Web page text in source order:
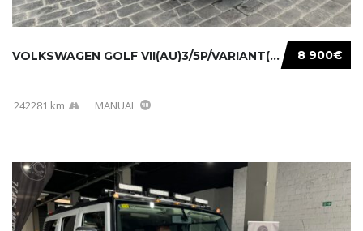
8 900€
VOLKSWAGEN GOLF VII(AU)3/5P/VARIANT(12-16 20...
242281 km MANUAL